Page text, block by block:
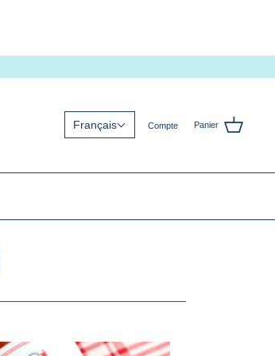
Français Compte Panier